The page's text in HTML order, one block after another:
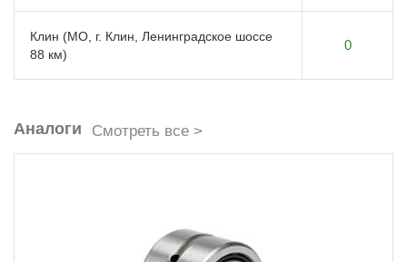
Клин (МО, г. Клин, Ленинградское шоссе
88 км)
0
Аналоги Смотреть все >